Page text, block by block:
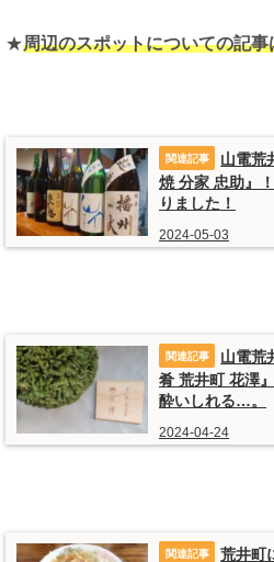
★周辺のスポットについての記事
山電荒
焼 分家 忠助』
りました！
2024-05-03
山電荒
肴 荒井町 花澤
酔いしれる…。
2024-04-24
荒井町